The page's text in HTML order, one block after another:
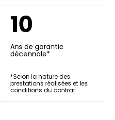
10
Ans de garantie
décennale*
*Selon la nature des
prestations réalisées et les
conditions du contrat.